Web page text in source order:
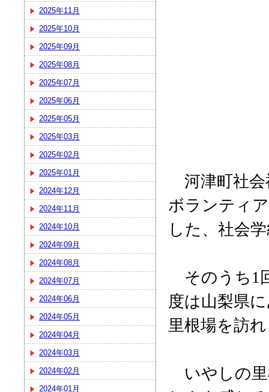
2025年11月
2025年10月
2025年09月
2025年08月
2025年07月
2025年06月
2025年05月
2025年03月
2025年02月
2025年01月
2024年12月
2024年11月
2024年10月
2024年09月
2024年08月
2024年07月
2024年06月
2024年05月
2024年04月
2024年03月
2024年02月
2024年01月
河津町社会
ボランティ
した、社会
そのうち 1
度は山梨県
里根場を訪
いやしの里